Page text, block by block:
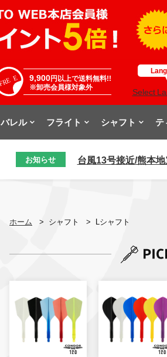
9,900円以上で送料無料!!
※卸売会員様対象外
Select
バレル フライト シャフト テ
お知らせ 台風13号接近/熊本
ホーム > シャフト > Lシャフト